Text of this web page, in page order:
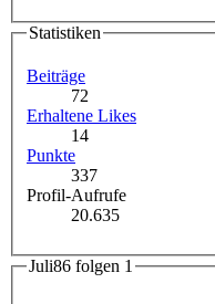
Statistiken
Beiträge
72
Erhaltene Likes
14
Punkte
337
Profil-Aufrufe
20.635
Juli86 folgen 1